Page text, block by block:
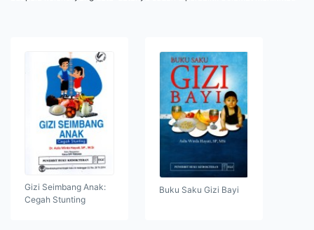
Gizi Seimbang Anak:
Cegah Stunting
Buku Saku Gizi Bayi